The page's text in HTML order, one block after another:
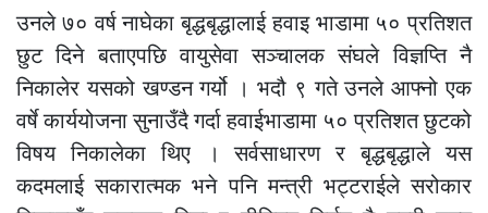
उनले ७० वर्ष नाघेका बृद्धबृद्धालाई हवाइ भाडामा ५० प्रतिशत
छुट दिने बताएपछि वायुसेवा सञ्चालक संघले विज्ञप्ति नै
निकालेर यसको खण्डन गर्यो । भदौ ९ गते उनले आफ्नो एक
वर्षे कार्ययोजना सुनाउँदै गर्दा हवाईभाडामा ५० प्रतिशत छुटको
विषय निकालेका थिए । सर्वसाधारण र बृद्धबृद्धाले यस
कदमलाई सकारात्मक भने पनि मन्त्री भट्टराईले सरोकार